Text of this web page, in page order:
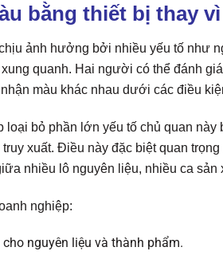
bằng thiết bị thay
ảnh hưởng bởi nhiều yếu tố như
quanh. Hai người có thể đánh
màu khác nhau dưới các điều
loại bỏ phần lớn yếu tố chủ quan
xuất. Điều này đặc biệt quan
nhiều lô nguyên liệu, nhiều ca sản
nghiệp:
nguyên liệu và thành phẩm.